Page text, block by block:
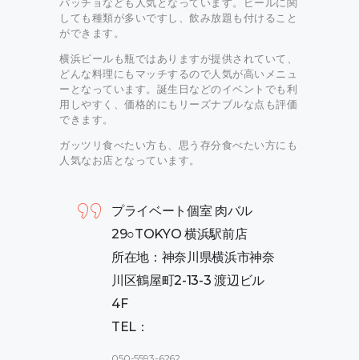
パッチョなども人気となっています。ビールに関
しても種類が多いですし、飲み放題も付けること
ができます。
横浜ビールも瓶ではありますが提供されていて、
どんな料理にもマッチするので人気が高いメニュ
ーとなっています。誕生日などのイベントでも利
用しやすく、価格的にもリーズナブルな点も評価
できます。
ガッツリ食べたい方も、思う存分食べたい方にも
人気なお店となっています。
プライベート個室 肉バル
29○TOKYO 横浜駅前店
所在地：神奈川県横浜市神奈
川区鶴屋町2-13-3 渡辺ビル
4F
TEL：